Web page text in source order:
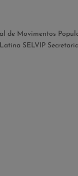
de Movimentos
SELVIP